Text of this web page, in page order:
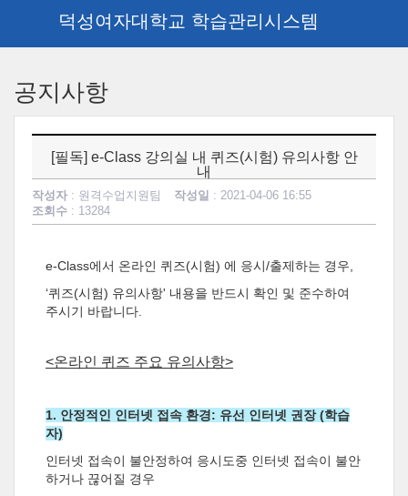
덕성여자대학교 학습관리시스템
공지사항
[필독] e-Class 강의실 내 퀴즈(시험) 유의사항 안
내
작성자 : 원격수업지원팀 작성일 : 2021-04-06 16:55
조회수 : 13284
e-Class에서 온라인 퀴즈(시험) 에 응시/출제하는 경우,
‘퀴즈(시험) 유의사항' 내용을 반드시 확인 및 준수하여
주시기 바랍니다.
<온라인 퀴즈 주요 유의사항>
1. 안정적인 인터넷 접속 환경: 유선 인터넷 권장 (학습
자)
인터넷 접속이 불안정하여 응시도중 인터넷 접속이 불안
하거나 끊어질 경우